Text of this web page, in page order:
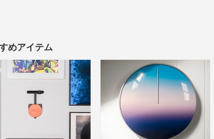
めアイテム